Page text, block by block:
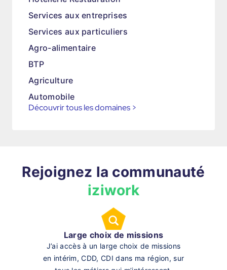
Services aux entreprises
Services aux particuliers
Agro-alimentaire
BTP
Agriculture
Automobile
Découvrir tous les domaines >
Rejoignez la communauté
iziwork
Large choix de missions
J’ai accès à un large choix de missions
en intérim, CDD, CDI dans ma région, sur